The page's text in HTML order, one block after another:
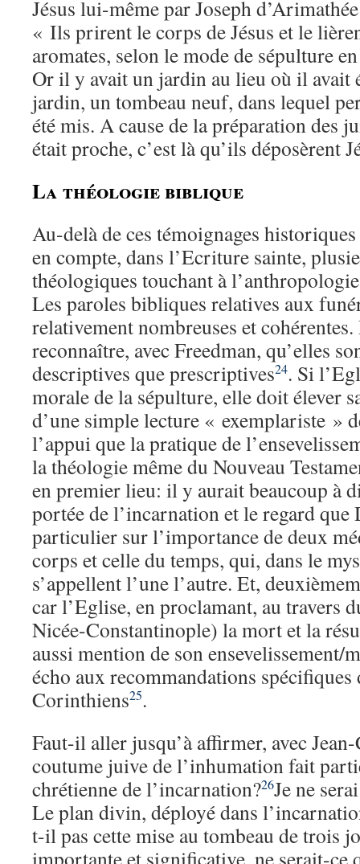
Jésus lui-même par Joseph
« Ils prirent le corps de Jésus et le
aromates, selon le mode de sépulture
Or il y avait un jardin au lieu où il avait
jardin, un tombeau neuf, dans lequel
été mis. A cause de la préparation des
était proche, c’est là qu’ils déposèrent
La théologie biblique
Au-delà de ces témoignages
en compte, dans l’Ecriture sainte,
théologiques touchant à
Les paroles bibliques relatives aux
relativement nombreuses et
reconnaître, avec Freedman, qu’elles
descriptives que prescriptives24. Si
morale de la sépulture, elle doit élever
d’une simple lecture « exemplariste »
l’appui que la pratique de
la théologie même du Nouveau
en premier lieu: il y aurait beaucoup à
portée de l’incarnation et le regard
particulier sur l’importance de deux
corps et celle du temps, qui, dans le
s’appellent l’une l’autre. Et,
car l’Eglise, en proclamant, au travers
Nicée-Constantinople) la mort et la
aussi mention de son ensevelissement/
écho aux recommandations spécifiques
Corinthiens25.
Faut-il aller jusqu’à affirmer, avec
coutume juive de l’inhumation fait
chrétienne de l’incarnation?26Je ne
Le plan divin, déployé dans
t-il pas cette mise au tombeau de trois
importante et significative, ne serait-ce